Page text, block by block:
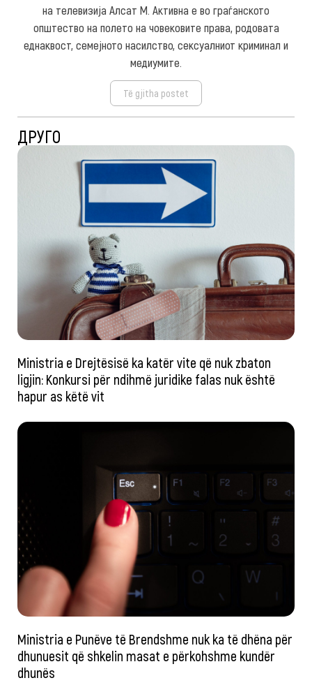
на телевизија Алсат М. Активна е во граѓанското
општество на полето на човековите права, родовата
еднаквост, семејното насилство, сексуалниот криминал и
медиумите.
Të gjitha postet
ДРУГО
Ministria e Drejtësisë ka katër vite që nuk zbaton
ligjin: Konkursi për ndihmë juridike falas nuk është
hapur as këtë vit
Ministria e Punëve të Brendshme nuk ka të dhëna për
dhunuesit që shkelin masat e përkohshme kundër
dhunës